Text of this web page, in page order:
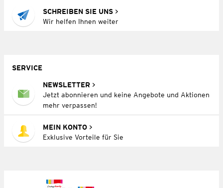
SCHREIBEN SIE UNS
Wir helfen Ihnen weiter
SERVICE
NEWSLETTER
Jetzt abonnieren und keine Angebote und Aktionen
mehr verpassen!
MEIN KONTO
Exklusive Vorteile für Sie